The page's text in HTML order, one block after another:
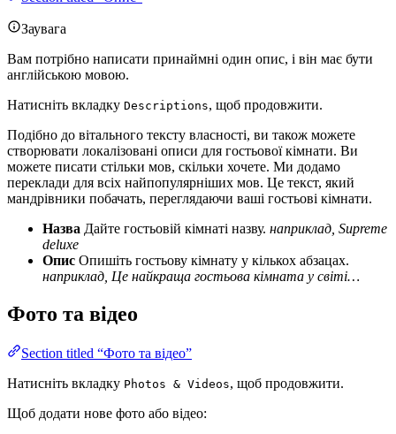
Заувага
Вам потрібно написати принаймні один опис, і він має бути
англійською мовою.
Натисніть вкладку Descriptions, щоб продовжити.
Подібно до вітального тексту власності, ви також можете
створювати локалізовані описи для гостьової кімнати. Ви
можете писати стільки мов, скільки хочете. Ми додамо
переклади для всіх найпопулярніших мов. Це текст, який
мандрівники побачать, переглядаючи ваші гостьові кімнати.
Назва Дайте гостьовій кімнаті назву. наприклад, Supreme
deluxe
Опис Опишіть гостьову кімнату у кількох абзацах.
наприклад, Це найкраща гостьова кімната у світі…
Фото та відео
Section titled “Фото та відео”
Натисніть вкладку Photos & Videos, щоб продовжити.
Щоб додати нове фото або відео: